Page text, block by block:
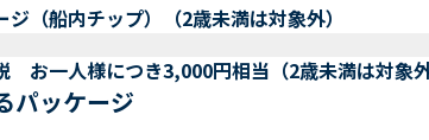
（船内チップ）（2歳未満は対象外）
お一人様につき3,000円相当（2歳未満は対象
パッケージ